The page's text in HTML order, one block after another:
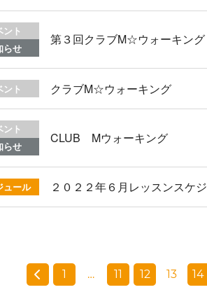
ント
らせ
第３回クラブM☆ウォーキング
ント クラブM☆ウォーキング
ント
らせ
CLUB Mウォーキング
ュール ２０２２年６月レッスンスケ
1 … 11 12 13 14